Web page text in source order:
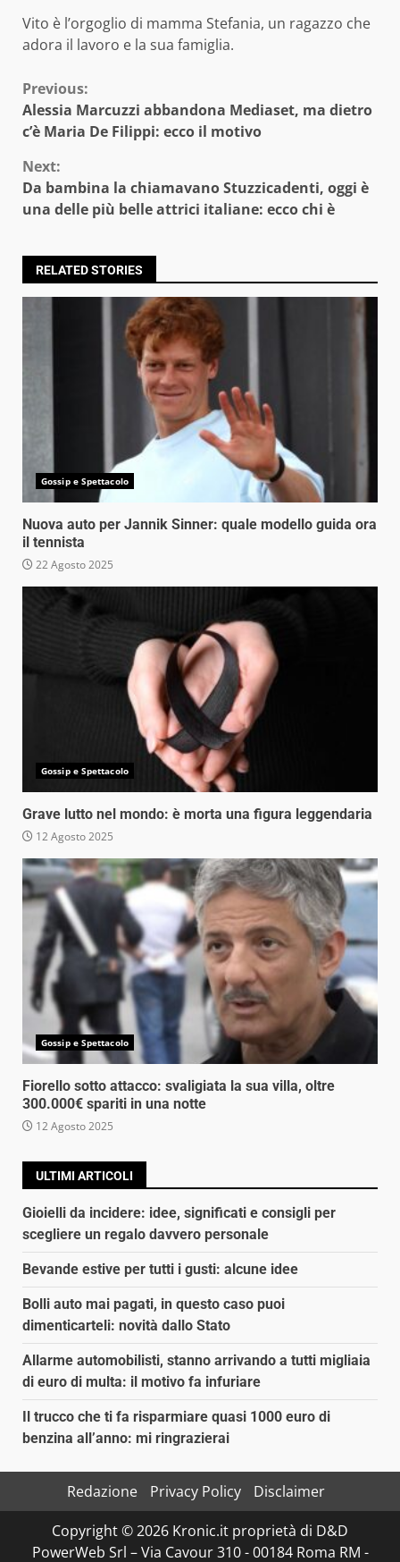
Vito è l’orgoglio di mamma Stefania, un ragazzo che
adora il lavoro e la sua famiglia.
Continue
Reading
Previous:
Alessia Marcuzzi abbandona Mediaset, ma dietro
c’è Maria De Filippi: ecco il motivo
Next:
Da bambina la chiamavano Stuzzicadenti, oggi è
una delle più belle attrici italiane: ecco chi è
RELATED STORIES
Gossip e Spettacolo
Nuova auto per Jannik Sinner: quale modello guida ora
il tennista
22 Agosto 2025
Gossip e Spettacolo
Grave lutto nel mondo: è morta una figura leggendaria
12 Agosto 2025
Gossip e Spettacolo
Fiorello sotto attacco: svaligiata la sua villa, oltre
300.000€ spariti in una notte
12 Agosto 2025
ULTIMI ARTICOLI
Gioielli da incidere: idee, significati e consigli per
scegliere un regalo davvero personale
Bevande estive per tutti i gusti: alcune idee
Bolli auto mai pagati, in questo caso puoi
dimenticarteli: novità dallo Stato
Allarme automobilisti, stanno arrivando a tutti migliaia
di euro di multa: il motivo fa infuriare
Il trucco che ti fa risparmiare quasi 1000 euro di
benzina all’anno: mi ringrazierai
Redazione Privacy Policy
Disclaimer
Copyright © 2026 Kronic.it proprietà di D&D
PowerWeb Srl – Via Cavour 310 - 00184 Roma RM -